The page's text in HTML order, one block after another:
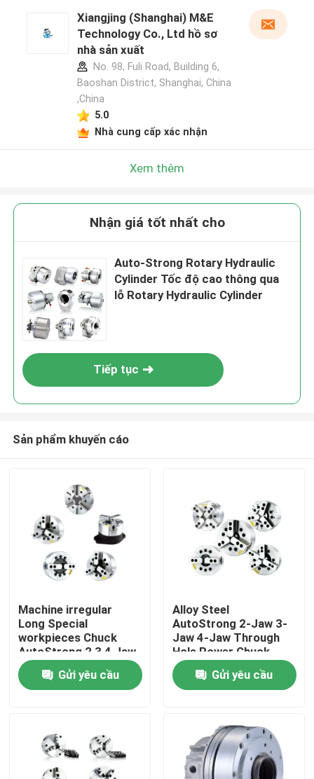
Nhà
Sản phẩm
Video
Xiangjing (Shanghai) M&E
Technology Co., Ltd hồ sơ
nhà sản xuất
No. 98, Fuli Road, Building 6,
Baoshan District, Shanghai, China
,China
5.0
Nhà cung cấp xác nhận
Xem thêm
Nhận giá tốt nhất cho
Auto-Strong Rotary Hydraulic
Cylinder Tốc độ cao thông qua
lỗ Rotary Hydraulic Cylinder
Tiếp tục
Sản phẩm khuyến cáo
Machine irregular
Long Special
workpieces Chuck
AutoStrong 2 3 4 Jaw
Wedge Type Non
Through-hole Power
Chuck
Gửi yêu cầu
Alloy Steel
AutoStrong 2-Jaw 3-
Jaw 4-Jaw Through
Hole Power Chuck
CNC Lathe Hydraulic
Pneumatic Chuck
Gửi yêu cầu